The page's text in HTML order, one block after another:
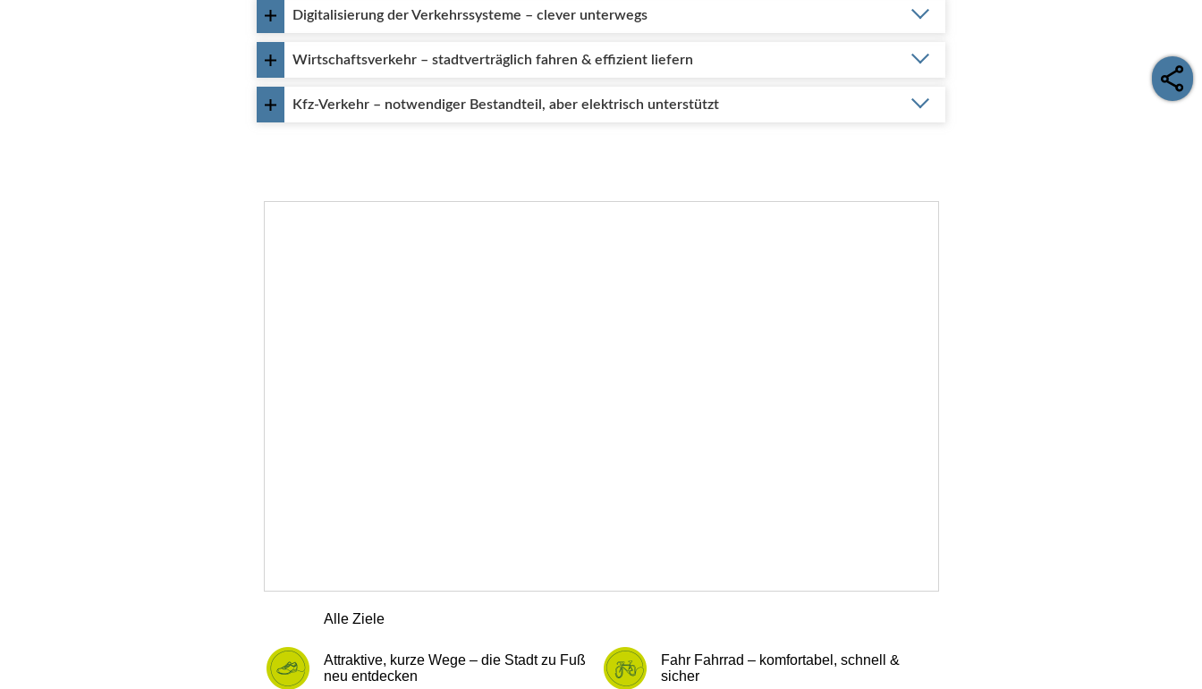
Digitalisierung der Verkehrssysteme – clever unterwegs
Wirtschaftsverkehr – stadtverträglich fahren & effizient liefern
Kfz-Verkehr – notwendiger Bestandteil, aber elektrisch unterstützt